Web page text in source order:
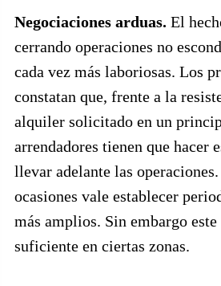
Negociaciones arduas. El
cerrando operaciones no
cada vez más laboriosas. Los
constatan que, frente a la
alquiler solicitado en un
arrendadores tienen que hacer
llevar adelante las
ocasiones vale establecer
más amplios. Sin embargo este
suficiente en ciertas zonas.